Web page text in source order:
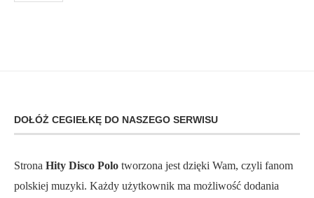
DOŁÓŻ CEGIEŁKĘ DO NASZEGO SERWISU
Strona Hity Disco Polo tworzona jest dzięki Wam, czyli fanom
polskiej muzyki. Każdy użytkownik ma możliwość dodania